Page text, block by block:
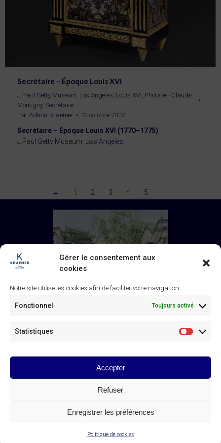
Gérer le consentement aux
cookies
Notre site utilise les cookies afin de faciliter votre navigation.
Fonctionnel Toujours activé
Statistiques
Accepter
Refuser
Enregistrer les préférences
Politique de cookies
Secrétaire – Époque Louis XVI
J.Paul Getty Museum, Los Angeles, Louis XVI, Philippe–Claude
Montigny, Secrétaire
Par Admin-Kraemer 23 octobre 2022
Secrétaire – Époque Louis XVI (1770–1775)
J.Paul Getty Museum, Los Angeles.
← 1 2 3 4 5
Galerie Kraemer
+33 (0) 1 45 63 24 46
© Galerie Kraemer Paris 2025